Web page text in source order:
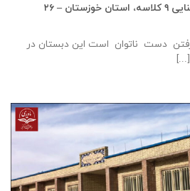
گزارش پيشرفت مدرسه استثنايی ٩ كلاسه، استان خوزستان – ۲۶
دست ناتوان است این دبستان در